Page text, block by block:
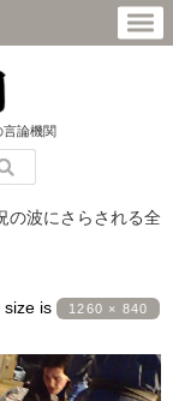
論機関
波にさらされる全
size is 1260 × 840